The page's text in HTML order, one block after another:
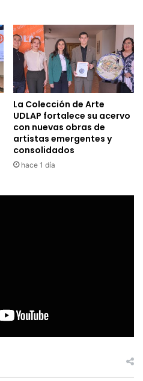
La Colección de Arte
UDLAP fortalece su acervo
con nuevas obras de
artistas emergentes y
consolidados
hace 1 día